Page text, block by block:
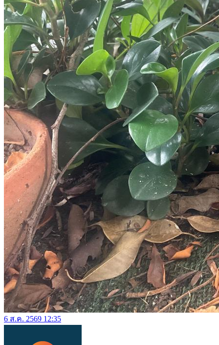
6 ส.ค. 2569 12:35